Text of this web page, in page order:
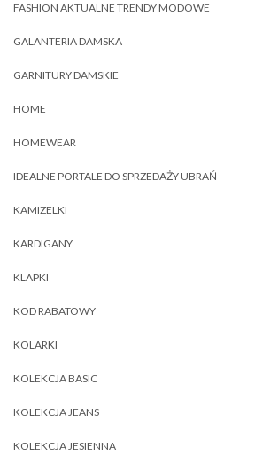
FASHION AKTUALNE TRENDY MODOWE
GALANTERIA DAMSKA
GARNITURY DAMSKIE
HOME
HOMEWEAR
IDEALNE PORTALE DO SPRZEDAŻY UBRAŃ
KAMIZELKI
KARDIGANY
KLAPKI
KOD RABATOWY
KOLARKI
KOLEKCJA BASIC
KOLEKCJA JEANS
KOLEKCJA JESIENNA